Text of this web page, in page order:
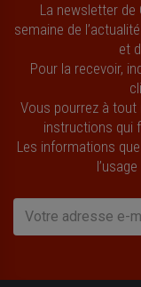
La newsletter
semaine de
et
Pour la recevoir,
Vous pourrez à
instructions qui
Les informations